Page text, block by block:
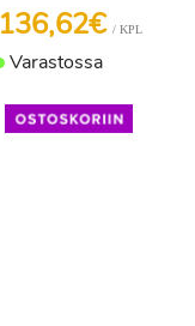
136,62€ / KPL
Varastossa